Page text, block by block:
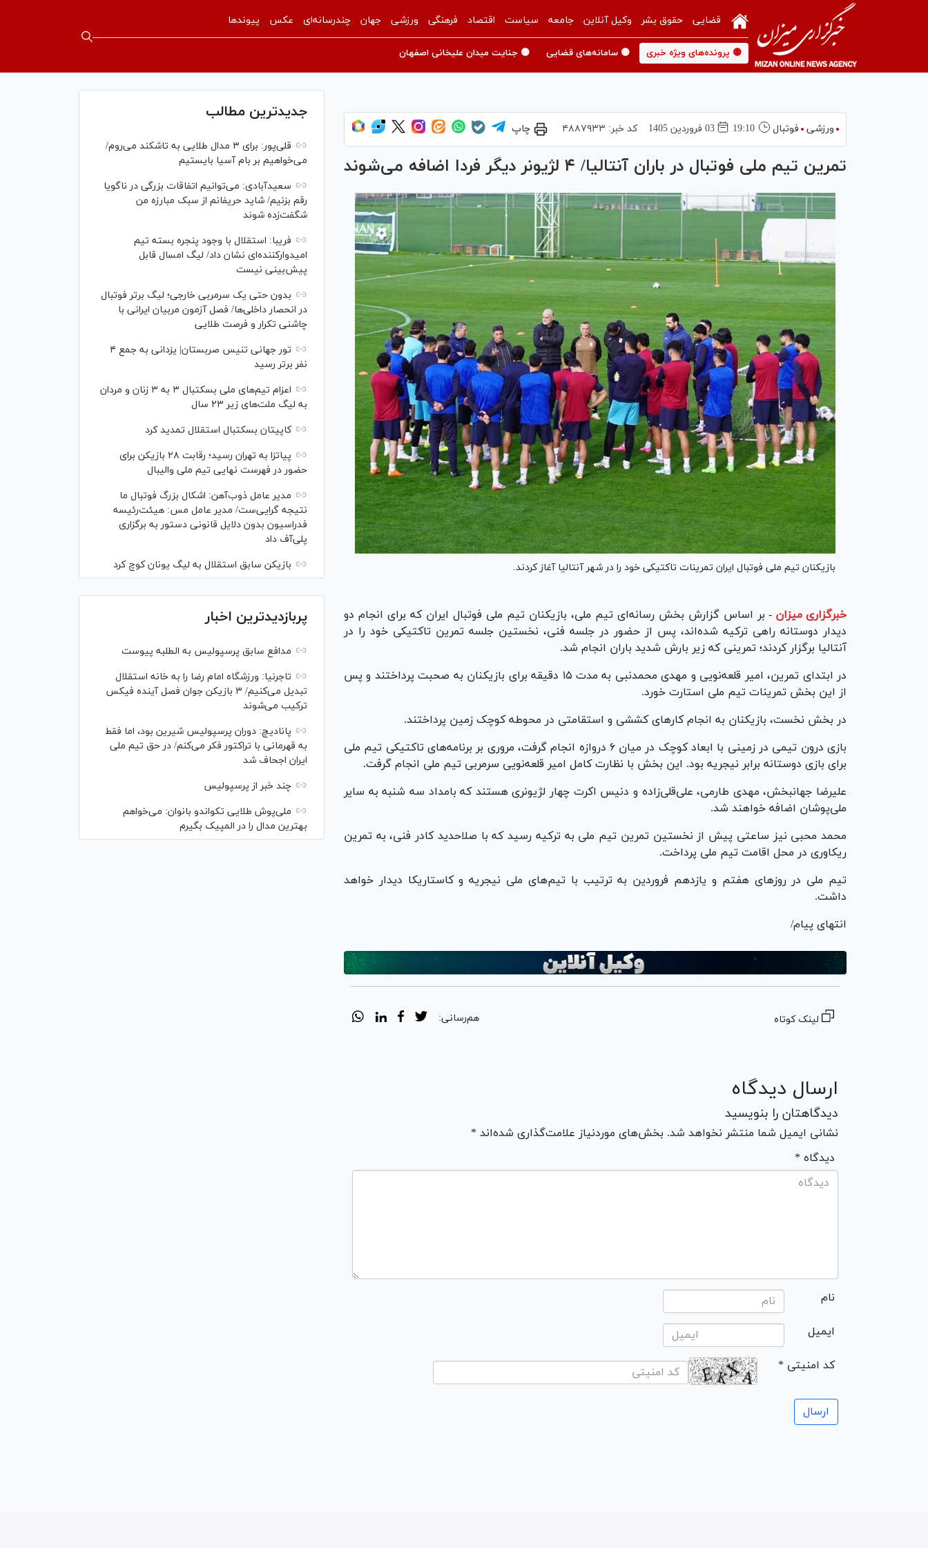
قضایی حقوق بشر وکیل آنلاین جامعه سیاست اقتصاد فرهنگی ورزشی جهان چندرسانه‌ای عکس پیوندها
🟡 پرونده‌های ویژه خبری 🟡 سامانه‌های قضایی 🟡 جنایت میدان علیخانی اصفهان
ورزشی فوتبال 19:10 03 فروردين 1405 کد خبر: ۴۸۸۷۹۳۳ چاپ
تمرین تیم ملی فوتبال در باران آنتالیا/ ۴ لژیونر دیگر فردا اضافه می‌شوند
بازیکنان تیم ملی فوتبال ایران تمرینات تاکتیکی خود را در شهر آنتالیا آغاز کردند.
خبرگزاری میزان - بر اساس گزارش بخش رسانه‌ای تیم ملی، بازیکنان تیم ملی فوتبال ایران که برای انجام دو
دیدار دوستانه راهی ترکیه شده‌اند، پس از حضور در جلسه فنی، نخستین جلسه تمرین تاکتیکی خود را در
آنتالیا برگزار کردند؛ تمرینی که زیر بارش شدید باران انجام شد.
در ابتدای تمرین، امیر قلعه‌نویی و مهدی محمدنبی به مدت ١۵ دقیقه برای بازیکنان به صحبت پرداختند و پس
از این بخش تمرینات تیم ملی استارت خورد.
در بخش نخست، بازیکنان به انجام کار‌های کششی و استقامتی در محوطه کوچک زمین پرداختند.
بازی درون تیمی در زمینی با ابعاد کوچک در میان ۶ دروازه انجام گرفت، مروری بر برنامه‌های تاکتیکی تیم ملی
برای بازی دوستانه برابر نیجریه بود. این بخش با نظارت کامل امیر قلعه‌نویی سرمربی تیم ملی انجام گرفت.
علیرضا جهانبخش، مهدی طارمی، علی‌قلی‌زاده و دنیس اکرت چهار لژیونری هستند که بامداد سه شنبه به سایر
ملی‌پوشان اضافه خواهند شد.
محمد محبی نیز ساعتی پیش از نخستین تمرین تیم ملی به ترکیه رسید که با صلاحدید کادر فنی، به تمرین
ریکاوری در محل اقامت تیم ملی پرداخت.
تیم ملی در روز‌های هفتم و یازدهم فروردین به ترتیب با تیم‌های ملی نیجریه و کاستاریکا دیدار خواهد
داشت.
انتهای پیام/
لینک کوتاه هم‌رسانی:
ارسال دیدگاه
دیدگاهتان را بنویسید
نشانی ایمیل شما منتشر نخواهد شد. بخش‌های موردنیاز علامت‌گذاری شده‌اند *
* دیدگاه
نام
ایمیل
* کد امنیتی
جدیدترین مطالب
قلی‌پور: برای ۳ مدال طلایی به تاشکند می‌روم/
می‌خواهیم بر بام آسیا بایستیم
سعیدآبادی: می‌توانیم اتفاقات بزرگی در ناگویا
رقم بزنیم/ شاید حریفانم از سبک مبارزه من
شگفت‌زده شوند
فریبا: استقلال با وجود پنجره بسته تیم
امیدوارکننده‌ای نشان داد/ لیگ امسال قابل
پیش‌بینی نیست
بدون حتی یک سرمربی خارجی؛ لیگ برتر فوتبال
در انحصار داخلی‌ها/ فصل آزمون مربیان ایرانی با
چاشنی تکرار و فرصت طلایی
تور جهانی تنیس صربستان| یزدانی به جمع ۴
نفر برتر رسید
اعزام تیم‌های ملی بسکتبال ۳ به ۳ زنان و مردان
به لیگ ملت‌های زیر ۲۳ سال
کاپیتان بسکتبال استقلال تمدید کرد
پیاتزا به تهران رسید؛ رقابت ۲۸ بازیکن برای
حضور در فهرست نهایی تیم ملی والیبال
مدیر عامل ذوب‌آهن: اشکال بزرگ فوتبال ما
نتیجه گرایی‌ست/ مدیر عامل مس: هیئت‌رئیسه
فدراسیون بدون دلایل قانونی دستور به برگزاری
پلی‌آف داد
بازیکن سابق استقلال به لیگ یونان کوچ کرد
پربازدیدترین اخبار
مدافع سابق پرسپولیس به الطلبه پیوست
تاجرنیا: ورزشگاه امام رضا را به خانه استقلال
تبدیل می‌کنیم/ ۳ بازیکن جوان فصل آینده فیکس
ترکیب می‌شوند
پانادیچ: دوران پرسپولیس شیرین بود، اما فقط
به قهرمانی با تراکتور فکر می‌کنم/ در حق تیم ملی
ایران اجحاف شد
چند خبر از پرسپولیس
ملی‌پوش‌ طلایی تکواندو بانوان: می‌خواهم
بهترین مدال را در المپیک بگیرم